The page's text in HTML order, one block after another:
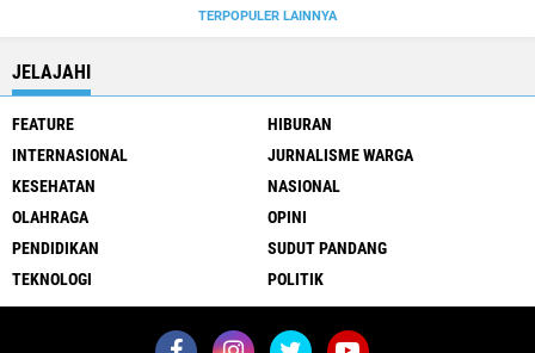
TERPOPULER LAINNYA
JELAJAHI
FEATURE
HIBURAN
INTERNASIONAL
JURNALISME WARGA
KESEHATAN
NASIONAL
OLAHRAGA
OPINI
PENDIDIKAN
SUDUT PANDANG
TEKNOLOGI
POLITIK